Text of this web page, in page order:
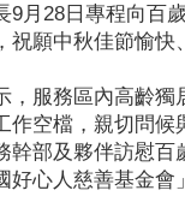
9月28日專程向百
祝願中秋佳節愉
，服務區內高齡
作空檔，親切問
幹部及夥伴訪慰
好心人慈善基金